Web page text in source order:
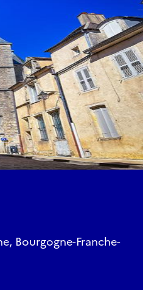
Bourgogne-Franche-